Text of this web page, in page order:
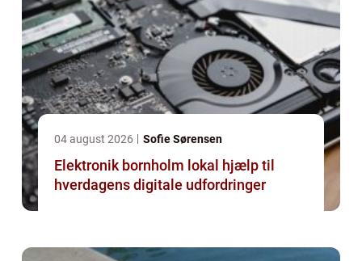
04 august 2026 Sofie Sørensen
Elektronik bornholm lokal hjælp til
hverdagens digitale udfordringer